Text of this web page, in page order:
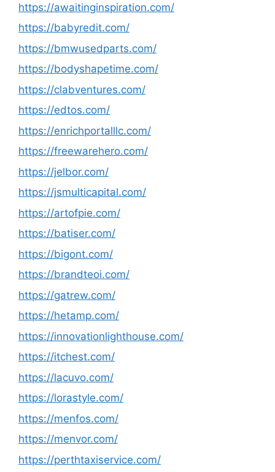
https://awaitinginspiration.com/
https://babyredit.com/
https://bmwusedparts.com/
https://bodyshapetime.com/
https://clabventures.com/
https://edtos.com/
https://enrichportalllc.com/
https://freewarehero.com/
https://jelbor.com/
https://jsmulticapital.com/
https://artofpie.com/
https://batiser.com/
https://bigont.com/
https://brandteoi.com/
https://gatrew.com/
https://hetamp.com/
https://innovationlighthouse.com/
https://itchest.com/
https://lacuvo.com/
https://lorastyle.com/
https://menfos.com/
https://menvor.com/
https://perthtaxiservice.com/